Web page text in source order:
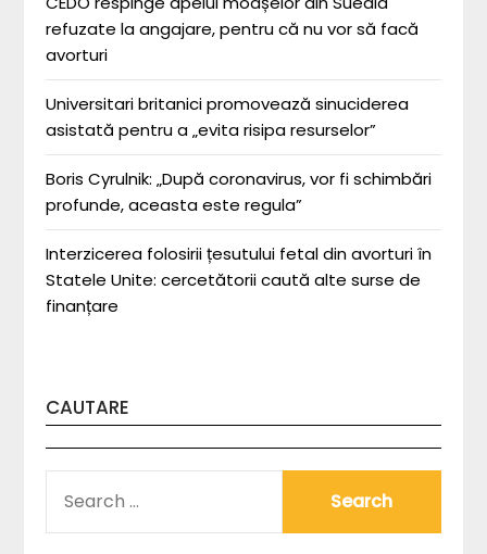
refuzate la angajare, pentru că nu vor să facă
avorturi
Universitari britanici promovează sinuciderea
asistată pentru a „evita risipa resurselor”
Boris Cyrulnik: „După coronavirus, vor fi schimbări
profunde, aceasta este regula”
Interzicerea folosirii țesutului fetal din avorturi în
Statele Unite: cercetătorii caută alte surse de
finanțare
CAUTARE
FOR: